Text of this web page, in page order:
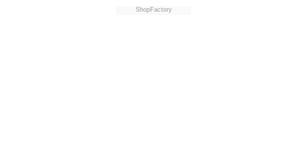
ShopFactory